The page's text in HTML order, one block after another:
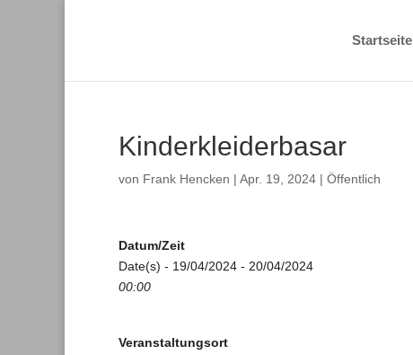
Startseite
Kinderkleiderbasar
von Frank Hencken | Apr. 19, 2024 | Öffentlich
Datum/Zeit
Date(s) - 19/04/2024 - 20/04/2024
00:00
Veranstaltungsort